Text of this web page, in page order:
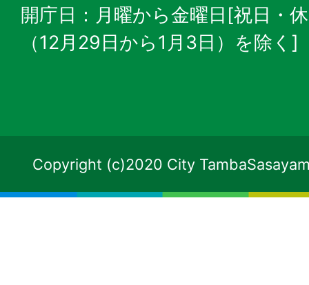
開庁日：月曜から金曜日[祝日・
（12月29日から1月3日）を除く]
Copyright (c)2020 City